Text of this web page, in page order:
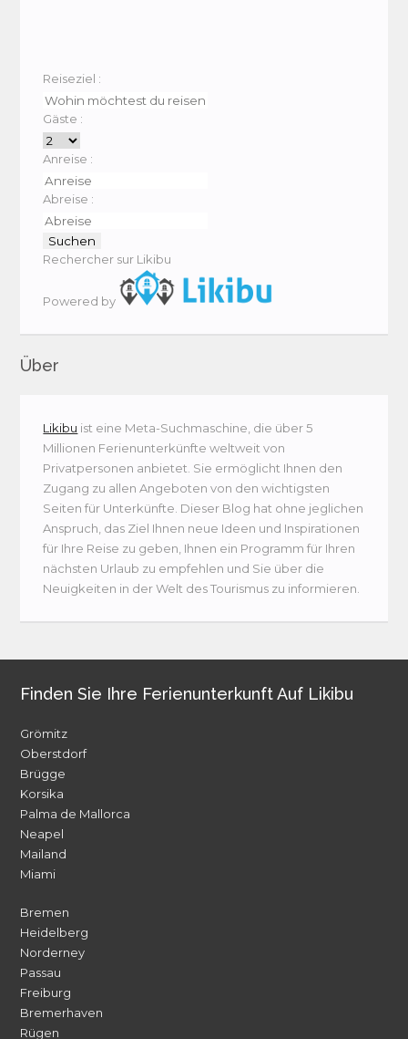
Reiseziel :
Gäste :
Anreise :
Abreise :
Rechercher sur Likibu
Powered by
Über
Likibu ist eine Meta-Suchmaschine, die über 5
Millionen Ferienunterkünfte weltweit von
Privatpersonen anbietet. Sie ermöglicht Ihnen den
Zugang zu allen Angeboten von den wichtigsten
Seiten für Unterkünfte. Dieser Blog hat ohne jeglichen
Anspruch, das Ziel Ihnen neue Ideen und Inspirationen
für Ihre Reise zu geben, Ihnen ein Programm für Ihren
nächsten Urlaub zu empfehlen und Sie über die
Neuigkeiten in der Welt des Tourismus zu informieren.
Finden Sie Ihre Ferienunterkunft Auf Likibu
Grömitz
Oberstdorf
Brügge
Korsika
Palma de Mallorca
Neapel
Mailand
Miami
Bremen
Heidelberg
Norderney
Passau
Freiburg
Bremerhaven
Rügen